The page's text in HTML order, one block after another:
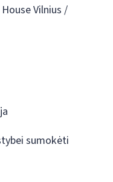
Vilnius /
sumokėti